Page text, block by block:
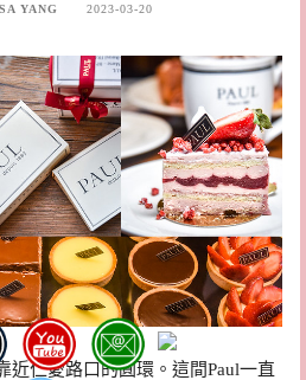
YANG 2023-03-20
近仁愛路口的圓環。這間Paul一直